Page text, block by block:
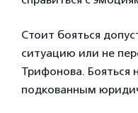
Стоит бояться
ситуацию или не
Трифонова. Бояться
подкованным